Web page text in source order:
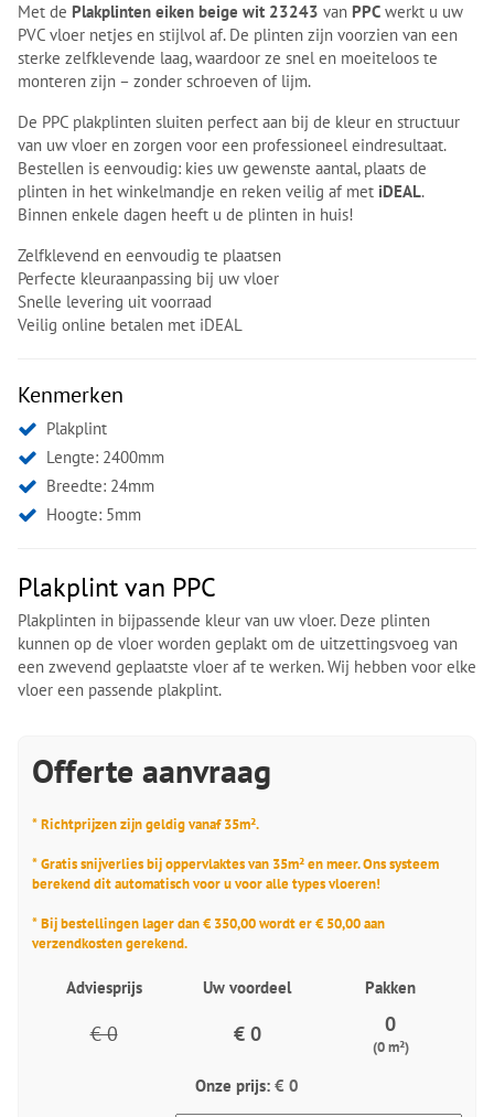
Met de Plakplinten eiken beige wit 23243 van PPC werkt u uw
PVC vloer netjes en stijlvol af. De plinten zijn voorzien van een
sterke zelfklevende laag, waardoor ze snel en moeiteloos te
monteren zijn – zonder schroeven of lijm.
De PPC plakplinten sluiten perfect aan bij de kleur en structuur
van uw vloer en zorgen voor een professioneel eindresultaat.
Bestellen is eenvoudig: kies uw gewenste aantal, plaats de
plinten in het winkelmandje en reken veilig af met iDEAL.
Binnen enkele dagen heeft u de plinten in huis!
Zelfklevend en eenvoudig te plaatsen
Perfecte kleuraanpassing bij uw vloer
Snelle levering uit voorraad
Veilig online betalen met iDEAL
Kenmerken
Plakplint
Lengte: 2400mm
Breedte: 24mm
Hoogte: 5mm
Plakplint van PPC
Plakplinten in bijpassende kleur van uw vloer. Deze plinten
kunnen op de vloer worden geplakt om de uitzettingsvoeg van
een zwevend geplaatste vloer af te werken. Wij hebben voor elke
vloer een passende plakplint.
Offerte aanvraag
* Richtprijzen zijn geldig vanaf 35m².
* Gratis snijverlies bij oppervlaktes van 35m² en meer. Ons systeem
berekend dit automatisch voor u voor alle types vloeren!
* Bij bestellingen lager dan € 350,00 wordt er € 50,00 aan
verzendkosten gerekend.
Adviesprijs Uw voordeel Pakken
€ 0 € 0 0
(0 m²)
Onze prijs: € 0